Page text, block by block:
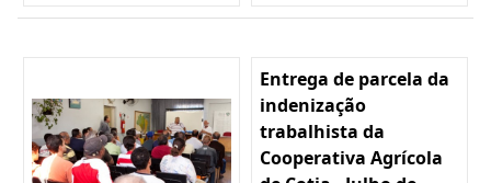
Entrega de parcela da
indenização
trabalhista da
Cooperativa Agrícola